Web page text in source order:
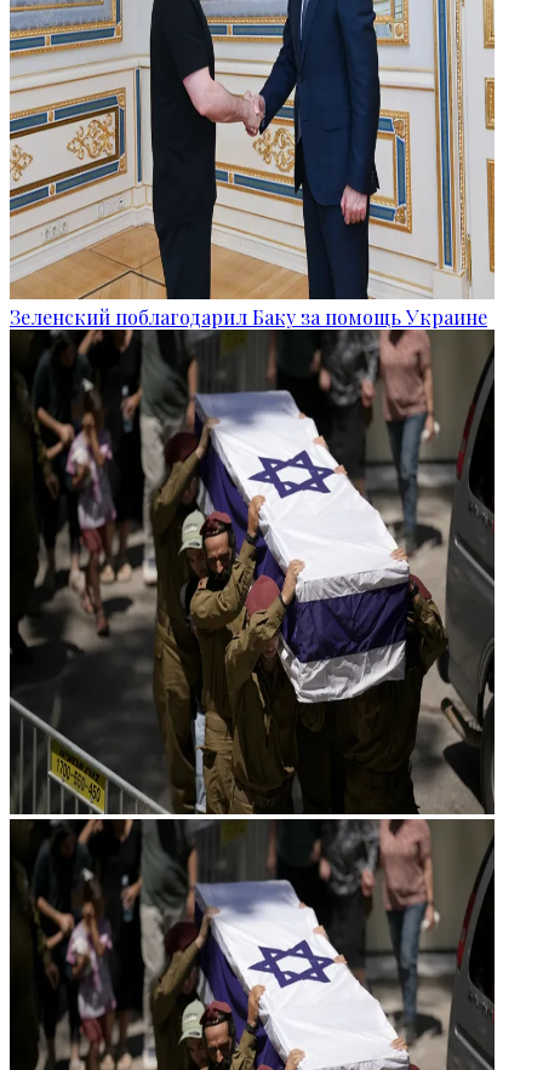
Зеленский поблагодарил Баку за помощь Украине